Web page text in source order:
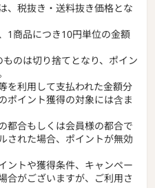
、税抜き・送料抜き価格とな
1商品につき10円単位の金額
のは切り捨てとなり、ポイン
を利用して支払われた金額分
ポイント獲得の対象には含ま
都合もしくは会員様の都合で
された場合、ポイントが無効
ントや獲得条件、キャンペー
合がございますが、ご利用さ